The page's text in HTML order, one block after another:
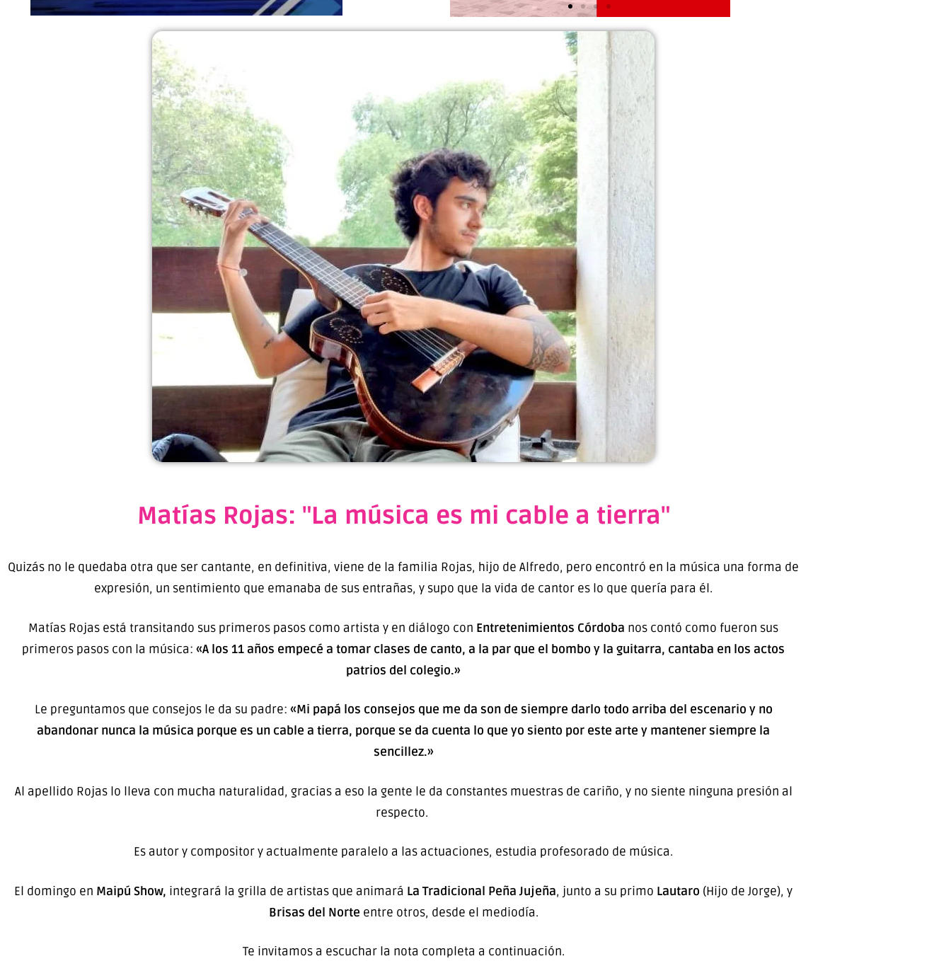
Matías Rojas: "La música es mi cable a tierra"
Quizás no le quedaba otra que ser cantante, en definitiva, viene de la familia Rojas, hijo de Alfredo, pero encontró en la música una forma de
expresión, un sentimiento que emanaba de sus entrañas, y supo que la vida de cantor es lo que quería para él.
Matías Rojas está transitando sus primeros pasos como artista y en diálogo con Entretenimientos Córdoba nos contó como fueron sus
primeros pasos con la música: «A los 11 años empecé a tomar clases de canto, a la par que el bombo y la guitarra, cantaba en los actos
patrios del colegio.»
Le preguntamos que consejos le da su padre: «Mi papá los consejos que me da son de siempre darlo todo arriba del escenario y no
abandonar nunca la música porque es un cable a tierra, porque se da cuenta lo que yo siento por este arte y mantener siempre la
sencillez.»
Al apellido Rojas lo lleva con mucha naturalidad, gracias a eso la gente le da constantes muestras de cariño, y no siente ninguna presión al
respecto.
Es autor y compositor y actualmente paralelo a las actuaciones, estudia profesorado de música.
El domingo en Maipú Show, integrará la grilla de artistas que animará La Tradicional Peña Jujeña, junto a su primo Lautaro (Hijo de Jorge), y
Brisas del Norte entre otros, desde el mediodía.
Te invitamos a escuchar la nota completa a continuación.